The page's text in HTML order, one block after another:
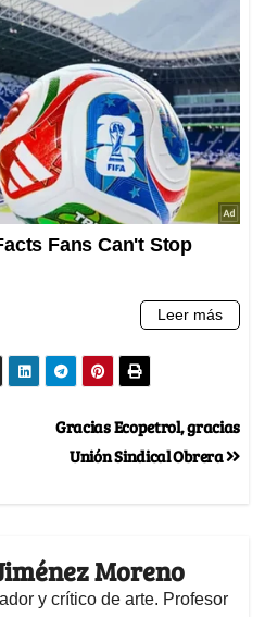
Gracias Ecopetrol, gracias
Unión Sindical Obrera
Moreno
y crítico de arte. Profesor